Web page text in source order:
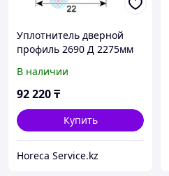
Уплотнитель дверной
профиль 2690 Д 2275мм
В наличии
92 220₸
Купить
Horeca Service.kz